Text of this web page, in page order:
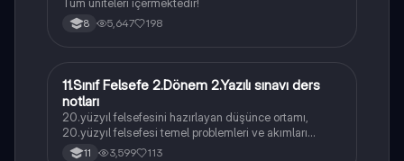
Tüm üniteleri içermektedir!
8 5,647 198
Felsefe
11.Sınıf Felsefe 2.Dönem 2.Yazılı sınavı ders
notları
20.yüzyıl felsefesini hazırlayan düşünce ortamı,
20.yüzyıl felsefesi temel problemleri ve akımları
konularını içermektedir
11 3,599 113